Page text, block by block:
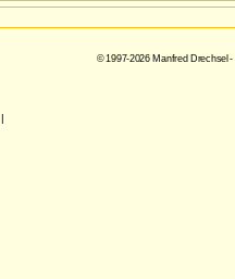
© 1997-2026 Manfred Drechsel
|